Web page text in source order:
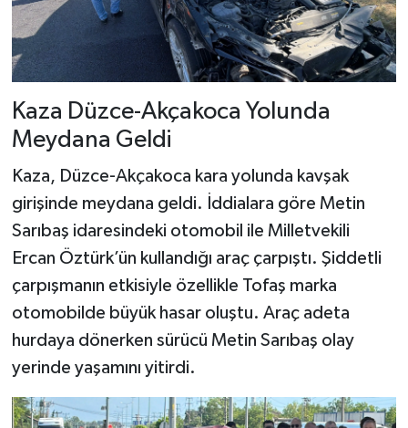
Kaza Düzce-Akçakoca Yolunda
Meydana Geldi
Kaza, Düzce-Akçakoca kara yolunda kavşak
girişinde meydana geldi. İddialara göre Metin
Sarıbaş idaresindeki otomobil ile Milletvekili
Ercan Öztürk’ün kullandığı araç çarpıştı. Şiddetli
çarpışmanın etkisiyle özellikle Tofaş marka
otomobilde büyük hasar oluştu. Araç adeta
hurdaya dönerken sürücü Metin Sarıbaş olay
yerinde yaşamını yitirdi.